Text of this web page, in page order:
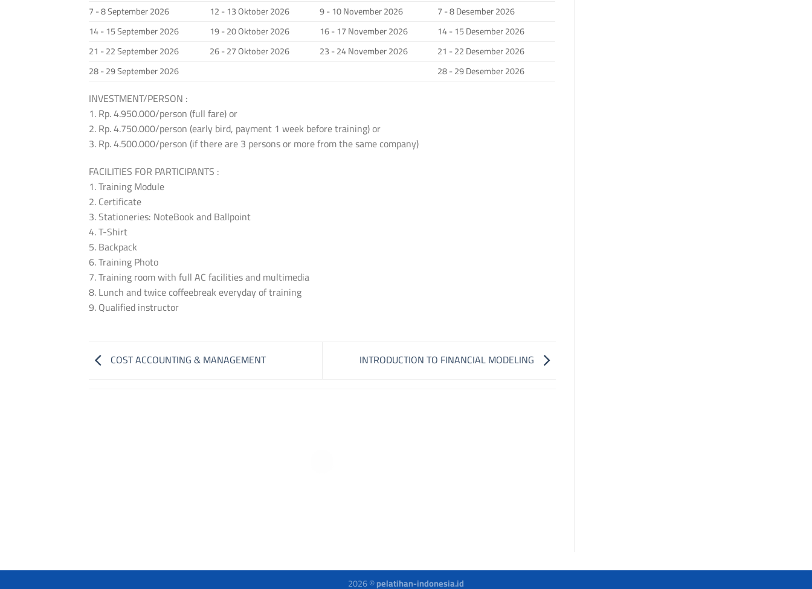
7 - 8 September 2026
12 - 13 Oktober 2026 9 - 10 November 2026
7 - 8 Desember 2026
14 - 15 September 2026
19 - 20 Oktober 2026 16 - 17 November 2026
14 - 15 Desember 2026
21 - 22 September 2026
26 - 27 Oktober 2026 23 - 24 November 2026
21 - 22 Desember 2026
28 - 29 September 2026
28 - 29 Desember 2026
INVESTMENT/PERSON :
1. Rp. 4.950.000/person (full fare) or
2. Rp. 4.750.000/person (early bird, payment 1 week before training) or
3. Rp. 4.500.000/person (if there are 3 persons or more from the same company)
FACILITIES FOR PARTICIPANTS :
1. Training Module
2. Certificate
3. Stationeries: NoteBook and Ballpoint
4. T-Shirt
5. Backpack
6. Training Photo
7. Training room with full AC facilities and multimedia
8. Lunch and twice coffeebreak everyday of training
9. Qualified instructor
COST ACCOUNTING & MANAGEMENT INTRODUCTION TO FINANCIAL MODELING
2026 ©pelatihan-indonesia.id